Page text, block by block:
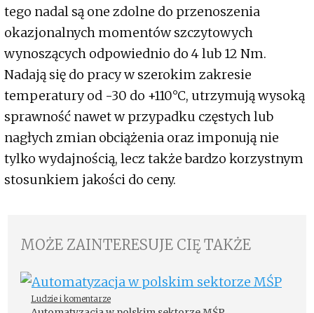
tego nadal są one zdolne do przenoszenia
okazjonalnych momentów szczytowych
wynoszących odpowiednio do 4 lub 12 Nm.
Nadają się do pracy w szerokim zakresie
temperatury od -30 do +110°C, utrzymują wysoką
sprawność nawet w przypadku częstych lub
nagłych zmian obciążenia oraz imponują nie
tylko wydajnością, lecz także bardzo korzystnym
stosunkiem jakości do ceny.
MOŻE ZAINTERESUJE CIĘ TAKŻE
Ludzie i komentarze